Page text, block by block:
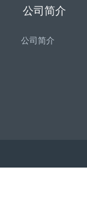
公司简介
公司简介